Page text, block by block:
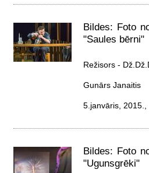
Bildes: Foto
"Saules bērni"
Režisors -
Gunārs Janaitis
5.janvāris, 2015.,
Bildes: Foto
"Ugunsgrēki"